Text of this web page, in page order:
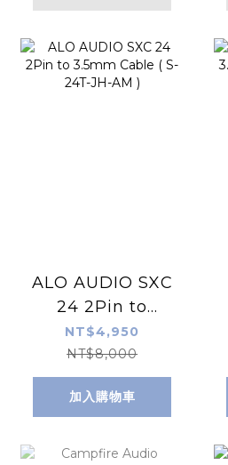
ALO AUDIO SXC
24 2Pin to
3.5mm Cable (
S-24T-JH-AM )
NT$4,950
NT$8,000
加入購物車